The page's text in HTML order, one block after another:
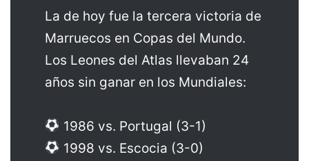
La de hoy fue la tercera victoria de
Marruecos en Copas del Mundo.
Los Leones del Atlas llevaban 24
años sin ganar en los Mundiales:
1986 vs. Portugal (3-1)
1998 vs. Escocia (3-0)